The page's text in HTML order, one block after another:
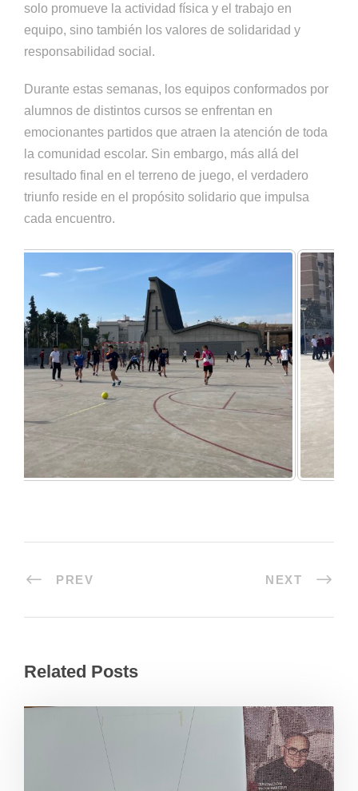
solo promueve la actividad física y el trabajo en
equipo, sino también los valores de solidaridad y
responsabilidad social.
Durante estas semanas, los equipos conformados por
alumnos de distintos cursos se enfrentan en
emocionantes partidos que atraen la atención de toda
la comunidad escolar. Sin embargo, más allá del
resultado final en el terreno de juego, el verdadero
triunfo reside en el propósito solidario que impulsa
cada encuentro.
PREV NEXT
Related Posts